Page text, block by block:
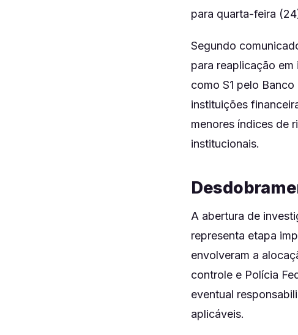
para quarta-feira
Segundo
para reaplicação
como S1 pelo
instituições
menores índices de
institucionais.
A abertura de
representa etapa
envolveram a
controle e Polícia
eventual
aplicáveis.